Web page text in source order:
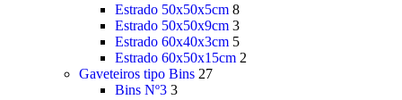
Estrado 50x50x5cm 8
Estrado 50x50x9cm 3
Estrado 60x40x3cm 5
Estrado 60x50x15cm 2
Gaveteiros tipo Bins 27
Bins Nº3 3